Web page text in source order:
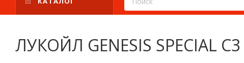
ЛУКОЙЛ GENESIS SPECIAL